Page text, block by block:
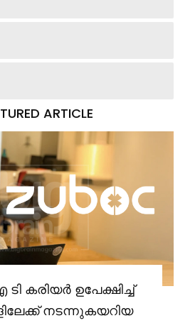
ARTICLE
കരിയർ ഉപേക്ഷിച്ച്
നടന്നുകയറിയ